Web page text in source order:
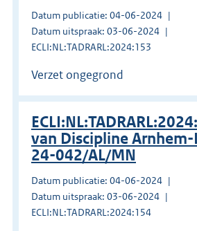
Datum publicatie: 04-06-2024
Datum uitspraak: 03-06-2024
ECLI:NL:TADRARL:2024:153
Verzet ongegrond
van Discipline
24-042/AL/MN
Datum publicatie: 04-06-2024
Datum uitspraak: 03-06-2024
ECLI:NL:TADRARL:2024:154